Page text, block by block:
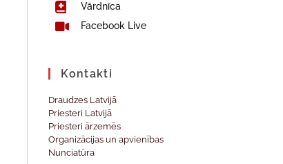
Vārdnīca
Facebook Live
Kontakti
Draudzes Latvijā
Priesteri Latvijā
Priesteri ārzemēs
Organizācijas un apvienības
Nunciatūra